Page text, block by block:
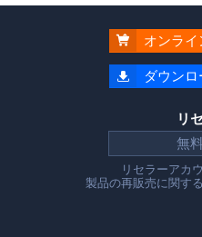
 オンラ
 ダウン
リ
無
リセラーアカ
製品の再販売に関す